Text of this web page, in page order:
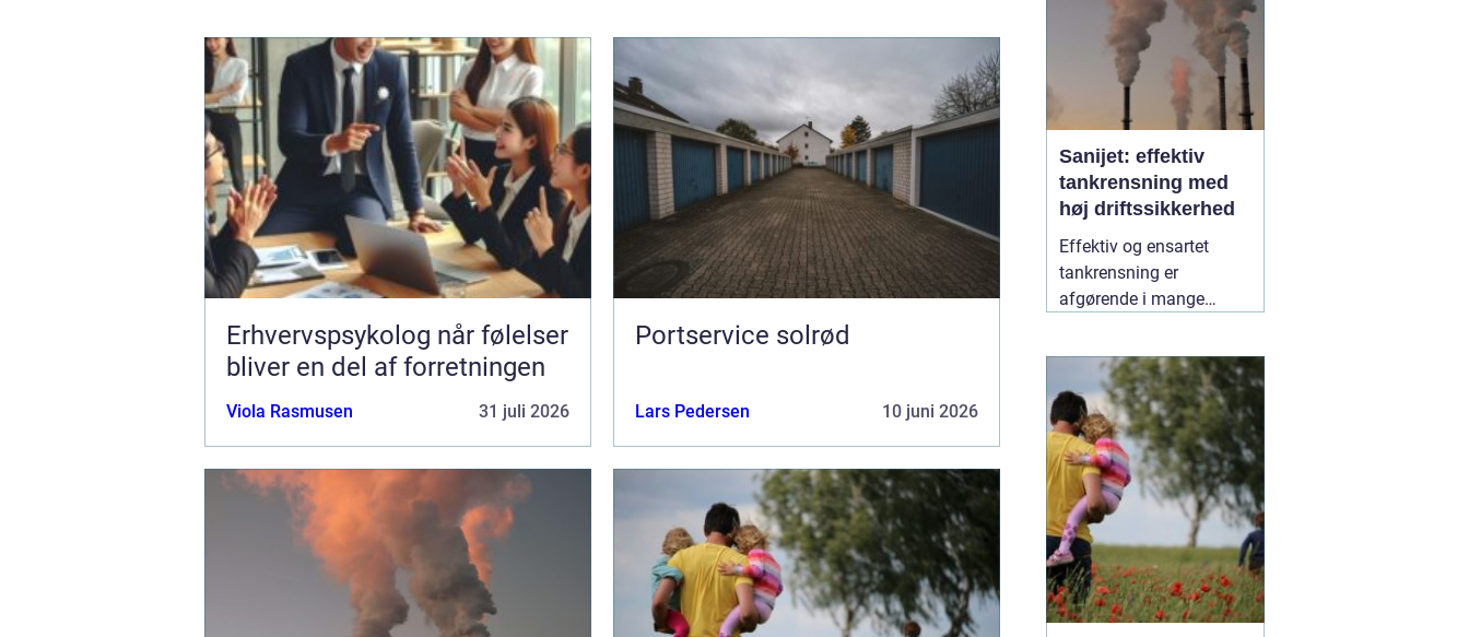
Erhvervspsykolog når følelser
bliver en del af forretningen
Viola Rasmusen 31 juli 2026
Portservice solrød
Lars Pedersen 10 juni 2026
både logistik,
adgangsfo...
Sanijet: effektiv
tankrensning med
høj driftssikkerhed
Effektiv og ensartet
tankrensning er
afgørende i mange
hygiejne, sikkerhed og
driftsøkonomi spiller en
stor rolle, kan små fejl få
store konsekvenser. Her
er roterende tankrensere
31 maj 2026